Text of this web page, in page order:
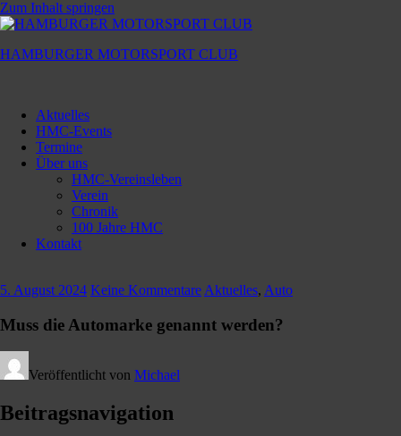
Zum Inhalt springen
HAMBURGER MOTORSPORT CLUB
Motorsport
Club
Aktuelles
HMC-Events
Termine
Über uns
HMC-Vereinsleben
Verein
Chronik
100 Jahre HMC
Kontakt
5. August 2024 Keine Kommentare Aktuelles, Auto
Muss die Automarke genannt werden?
Veröffentlicht von Michael
Beitragsnavigation